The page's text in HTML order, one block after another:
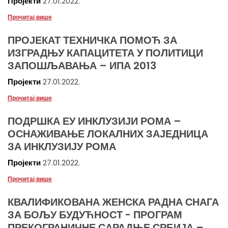
Прочитај више
ПРОЈЕКАТ ТЕХНИЧКА ПОМОЋ ЗА
ИЗГРАДЊУ КАПАЦИТЕТА У ПОЛИТИЦИ
ЗАПОШЉАВАЊА – ИПА 2013
Пројекти27.01.2022.
Прочитај више
ПОДРШКА ЕУ ИНКЛУЗИЈИ РОМА –
ОСНАЖИВАЊЕ ЛОКАЛНИХ ЗАЈЕДНИЦА
ЗА ИНКЛУЗИЈУ РОМА
Пројекти27.01.2022.
Прочитај више
КВАЛИФИКОВАНА ЖЕНСКА РАДНА СНАГА
ЗА БОЉУ БУДУЋНОСТ - ПРОГРАМ